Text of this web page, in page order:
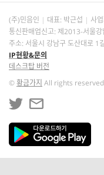
(주)민음인 대표: 박근섭 사
통신판매업신고: 제2013-서울
주소: 서울시 강남구 도산대로 1
IP현황&문의
데스크탑 버전
©황금가지 All rights